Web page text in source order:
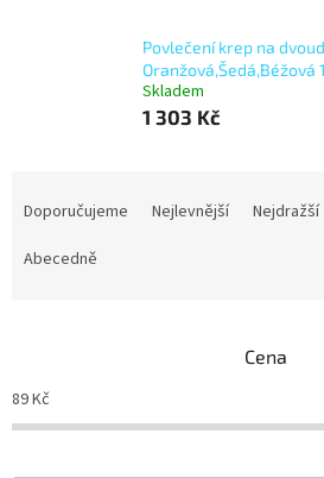
Povlečení krep na
Oranžová,Šedá,Béžová
Skladem
1 303 Kč
o
d
k
Doporučujeme Nejlevnější Nejdražší
Abecedně
Cena
89Kč